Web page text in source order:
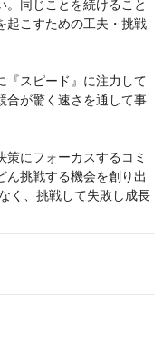
。同じことを続けること
起こすための工夫・挑戦
『スピード』に注力して
合が驚く速さを通して事
にフォーカスするコミ
ん挑戦する機会を創り出
く、挑戦して失敗し成長